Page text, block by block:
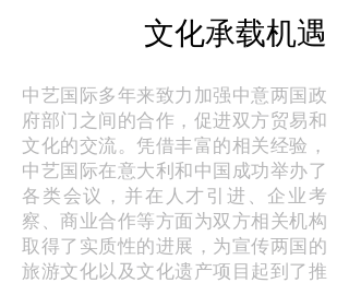
文化承载机遇
中艺国际多年来致力加强中意两国政
府部门之间的合作，促进双方贸易和
文化的交流。凭借丰富的相关经验，
中艺国际在意大利和中国成功举办了
各类会议，并在人才引进、企业考
察、商业合作等方面为双方相关机构
取得了实质性的进展，为宣传两国的
旅游文化以及文化遗产项目起到了推